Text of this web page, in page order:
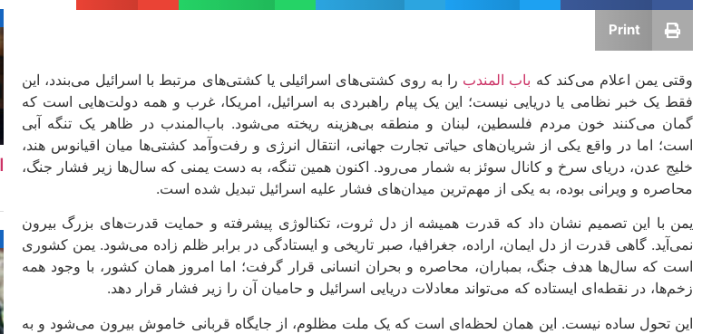
Print
وقتی یمن اعلام می‌کند که باب‌ المندب را به روی کشتی‌های اسرائیلی یا کشتی‌های مرتبط با اسرائیل می‌بندد، این
فقط یک خبر نظامی یا دریایی نیست؛ این یک پیام راهبردی به اسرائیل، امریکا، غرب و همه دولت‌هایی است که
گمان می‌کنند خون مردم فلسطین، لبنان و منطقه بی‌هزینه ریخته می‌شود. باب‌المندب در ظاهر یک تنگه آبی
است؛ اما در واقع یکی از شریان‌های حیاتی تجارت جهانی، انتقال انرژی و رفت‌وآمد کشتی‌ها میان اقیانوس هند،
خلیج عدن، دریای سرخ و کانال سوئز به شمار می‌رود. اکنون همین تنگه، به دست یمنی که سال‌ها زیر فشار جنگ،
محاصره و ویرانی بوده، به یکی از مهم‌ترین میدان‌های فشار علیه اسرائیل تبدیل شده است.
یمن با این تصمیم نشان داد که قدرت همیشه از دل ثروت، تکنالوژی پیشرفته و حمایت قدرت‌های بزرگ بیرون
نمی‌آید. گاهی قدرت از دل ایمان، اراده، جغرافیا، صبر تاریخی و ایستادگی در برابر ظلم زاده می‌شود. یمن کشوری
است که سال‌ها هدف جنگ، بمباران، محاصره و بحران انسانی قرار گرفت؛ اما امروز همان کشور، با وجود همه
زخم‌ها، در نقطه‌ای ایستاده که می‌تواند معادلات دریایی اسرائیل و حامیان آن را زیر فشار قرار دهد.
این تحول ساده نیست. این همان لحظه‌ای است که یک ملت مظلوم، از جایگاه قربانی خاموش بیرون می‌شود و به